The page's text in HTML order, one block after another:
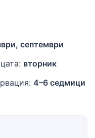
септември
вторник
4–6 седмици